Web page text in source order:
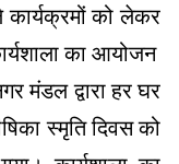
कार्यक्रमों को लेकर
का आयोजन
मंडल द्वारा हर घर
स्मृति दिवस को